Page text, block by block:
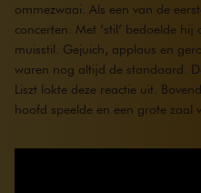
ommezwaai. Als een van de
concerten. Met ‘stil’ bedoelde
muisstil. Gejuich, applaus en
waren nog altijd de standaard.
Liszt lokte deze reactie uit.
hoofd speelde en een grote zaal